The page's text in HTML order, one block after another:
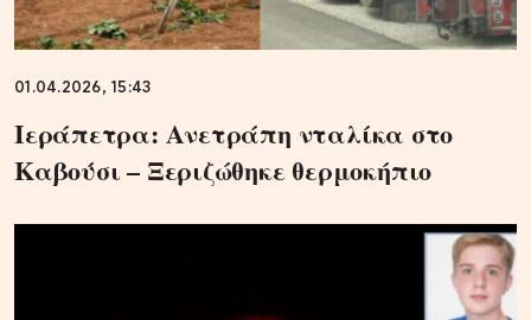
01.04.2026, 15:43
Ιεράπετρα: Ανετράπη νταλίκα στο
Καβούσι – Ξεριζώθηκε θερμοκήπιο